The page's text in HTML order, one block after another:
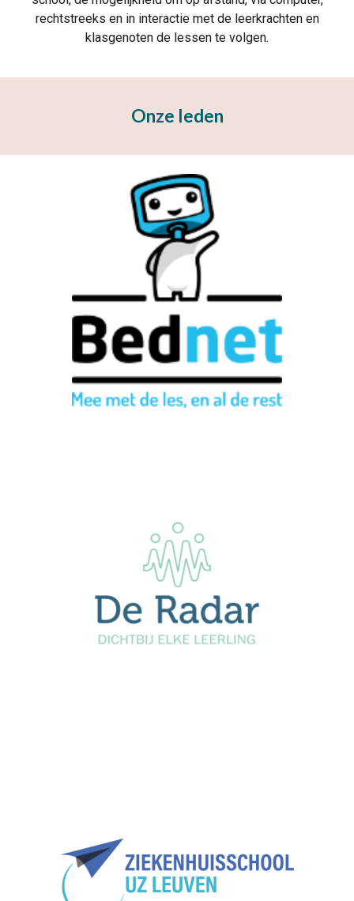
rechtstreeks en in interactie met de leerkrachten en
klasgenoten de lessen te volgen.
Onze leden